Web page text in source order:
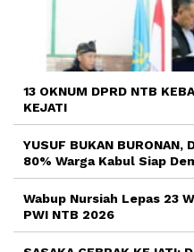
13 OKNUM DPRD NTB
KEJATI
YUSUF BUKAN BURONAN,
80% Warga Kabul Siap
Wabup Nursiah Lepas 23
PWI NTB 2026